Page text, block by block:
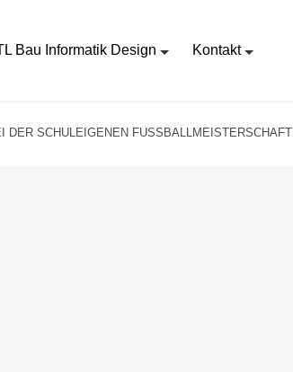
Bau Informatik Design Kontakt
DER SCHULEIGENEN FUSSBALLMEISTERSCHAFT!